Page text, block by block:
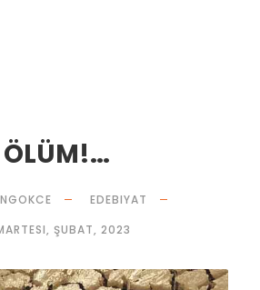
ÖLÜM!…
EDEBIYAT
ŞUBAT, 2023